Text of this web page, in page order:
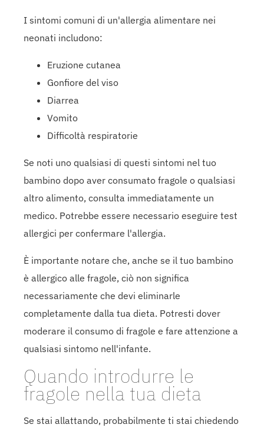
I sintomi comuni di un'allergia alimentare nei
neonati includono:
Eruzione cutanea
Gonfiore del viso
Diarrea
Vomito
Difficoltà respiratorie
Se noti uno qualsiasi di questi sintomi nel tuo
bambino dopo aver consumato fragole o qualsiasi
altro alimento, consulta immediatamente un
medico. Potrebbe essere necessario eseguire test
allergici per confermare l'allergia.
È importante notare che, anche se il tuo bambino
è allergico alle fragole, ciò non significa
necessariamente che devi eliminarle
completamente dalla tua dieta. Potresti dover
moderare il consumo di fragole e fare attenzione a
qualsiasi sintomo nell'infante.
Quando introdurre le
fragole nella tua dieta
Se stai allattando, probabilmente ti stai chiedendo